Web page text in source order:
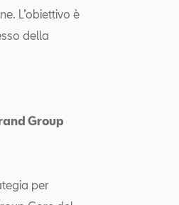
L’obiettivo è
della
Group
per